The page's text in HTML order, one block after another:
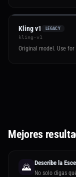
Kling v1 LEGACY
kling-v1
Original model. Use
Mejores
🌄 Describe la
No solo digas